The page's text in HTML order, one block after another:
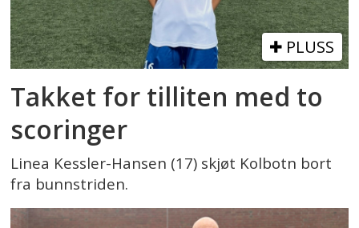
PLUSS
Takket for tilliten med to
scoringer
Linea Kessler-Hansen (17) skjøt Kolbotn bort
fra bunnstriden.